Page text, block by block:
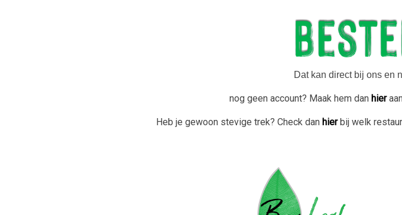
Dat kan direct bij ons en
nog geen account? Maak hem dan hier
Heb je gewoon stevige trek? Check dan hierbij welk